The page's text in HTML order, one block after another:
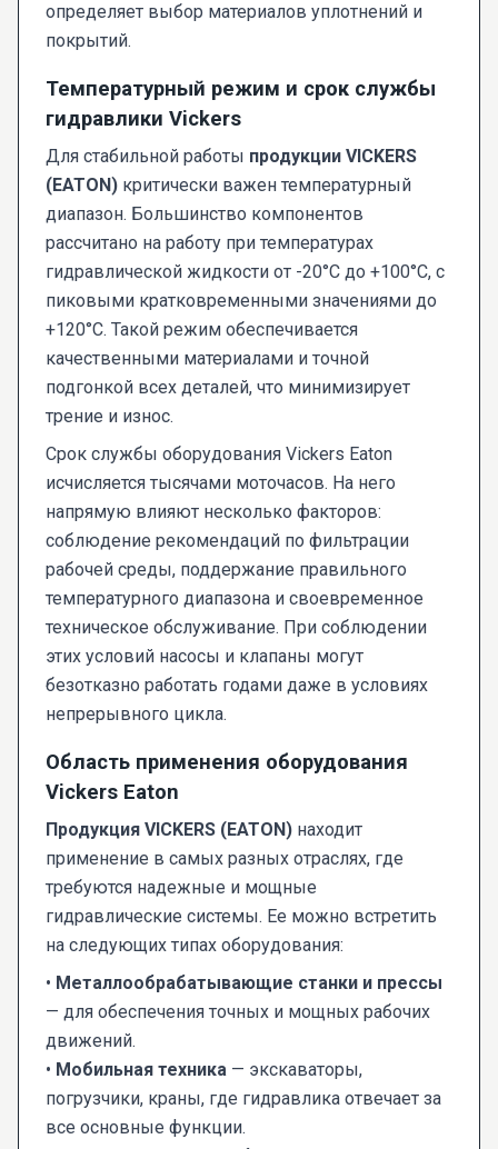
определяет выбор материалов уплотнений и
покрытий.
Температурный режим и срок службы
гидравлики Vickers
Для стабильной работы продукции VICKERS
(EATON) критически важен температурный
диапазон. Большинство компонентов
рассчитано на работу при температурах
гидравлической жидкости от -20°С до +100°С, с
пиковыми кратковременными значениями до
+120°С. Такой режим обеспечивается
качественными материалами и точной
подгонкой всех деталей, что минимизирует
трение и износ.
Срок службы оборудования Vickers Eaton
исчисляется тысячами моточасов. На него
напрямую влияют несколько факторов:
соблюдение рекомендаций по фильтрации
рабочей среды, поддержание правильного
температурного диапазона и своевременное
техническое обслуживание. При соблюдении
этих условий насосы и клапаны могут
безотказно работать годами даже в условиях
непрерывного цикла.
Область применения оборудования
Vickers Eaton
Продукция VICKERS (EATON) находит
применение в самых разных отраслях, где
требуются надежные и мощные
гидравлические системы. Ее можно встретить
на следующих типах оборудования:
• Металлообрабатывающие станки и прессы
— для обеспечения точных и мощных рабочих
движений.
• Мобильная техника — экскаваторы,
погрузчики, краны, где гидравлика отвечает за
все основные функции.